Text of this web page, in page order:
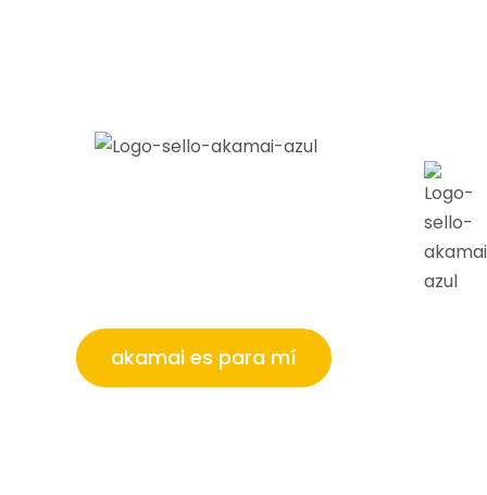
akamai es para mí